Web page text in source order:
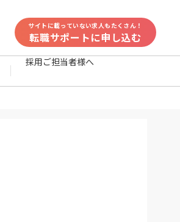
サイトに載っていない求人もたくさん！
転職サポートに申し込む
採用ご担当者様へ